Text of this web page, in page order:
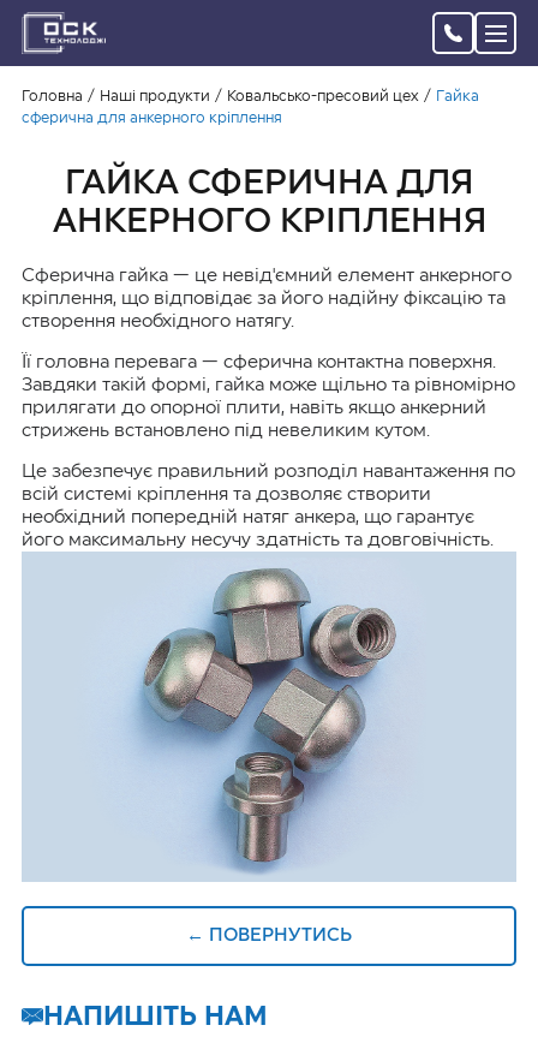
Головна Наші продукти Ковальсько-пресовий цех
Гайка
сферична для анкерного кріплення
ГАЙКА СФЕРИЧНА ДЛЯ
АНКЕРНОГО КРІПЛЕННЯ
Сферична гайка — це невід'ємний елемент анкерного
кріплення, що відповідає за його надійну фіксацію та
створення необхідного натягу.
Її головна перевага — сферична контактна поверхня.
Завдяки такій формі, гайка може щільно та рівномірно
прилягати до опорної плити, навіть якщо анкерний
стрижень встановлено під невеликим кутом.
Це забезпечує правильний розподіл навантаження по
всій системі кріплення та дозволяє створити
необхідний попередній натяг анкера, що гарантує
його максимальну несучу здатність та довговічність.
← ПОВЕРНУТИСЬ
НАПИШІТЬ НАМ